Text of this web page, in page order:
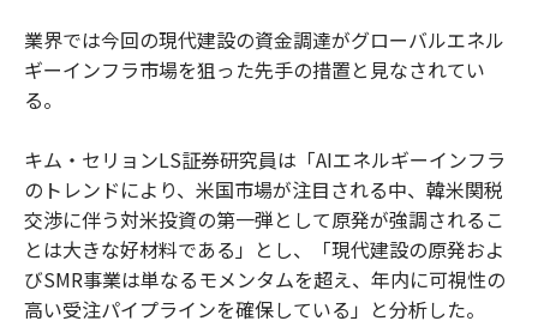
業界では今回の現代建設の資金調達がグローバルエネル
ギーインフラ市場を狙った先手の措置と見なされてい
る。
キム・セリョンLS証券研究員は「AIエネルギーインフラ
のトレンドにより、米国市場が注目される中、韓米関税
交渉に伴う対米投資の第一弾として原発が強調されるこ
とは大きな好材料である」とし、「現代建設の原発およ
びSMR事業は単なるモメンタムを超え、年内に可視性の
高い受注パイプラインを確保している」と分析した。